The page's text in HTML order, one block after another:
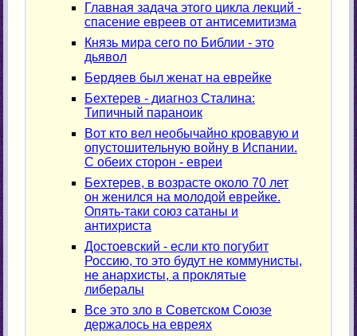
Главная задача этого цикла лекций -
спасение евреев от антисемитизма
Князь мира сего по Библии - это
дьявол
Бердяев был женат на еврейке
Бехтерев - диагноз Сталина:
Типичный параноик
Вот кто вел необычайно кровавую и
опустошительную войну в Испании.
С обеих сторон - евреи
Бехтерев, в возрасте около 70 лет
он женился на молодой еврейке.
Опять-таки союз сатаны и
антихриста
Достоевский - если кто погубит
Россию, то это будут не коммунисты,
не анархисты, а проклятые
либералы
Все это зло в Советском Союзе
держалось на евреях